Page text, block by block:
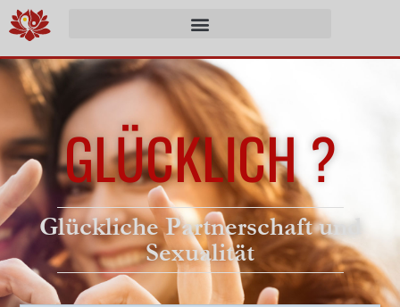
GLÜCKLICH ?
Glückliche Partnerschaft und
Sexualität